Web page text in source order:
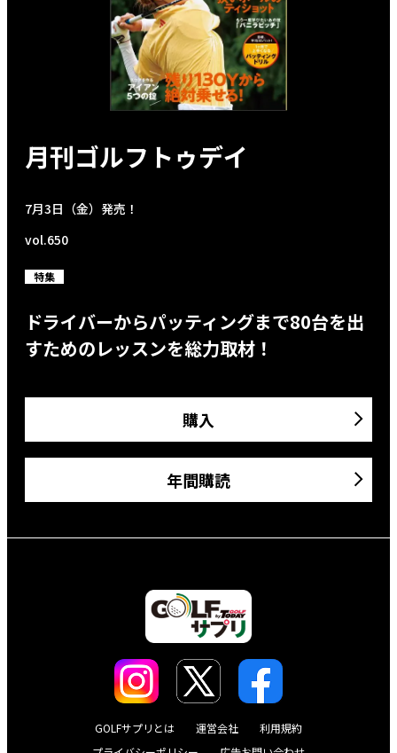
月刊ゴルフトゥデイ
7月3日（金）発売！
vol.650
特集
ドライバーからパッティングまで80台を出
すためのレッスンを総力取材！
購入
年間購読
GOLFサプリとは 運営会社
利用規約